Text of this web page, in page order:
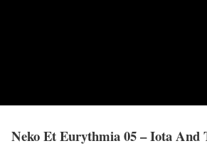
Neko Et Eurythmia 05 – Iota And